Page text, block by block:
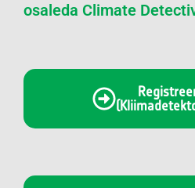
osaleda Climate